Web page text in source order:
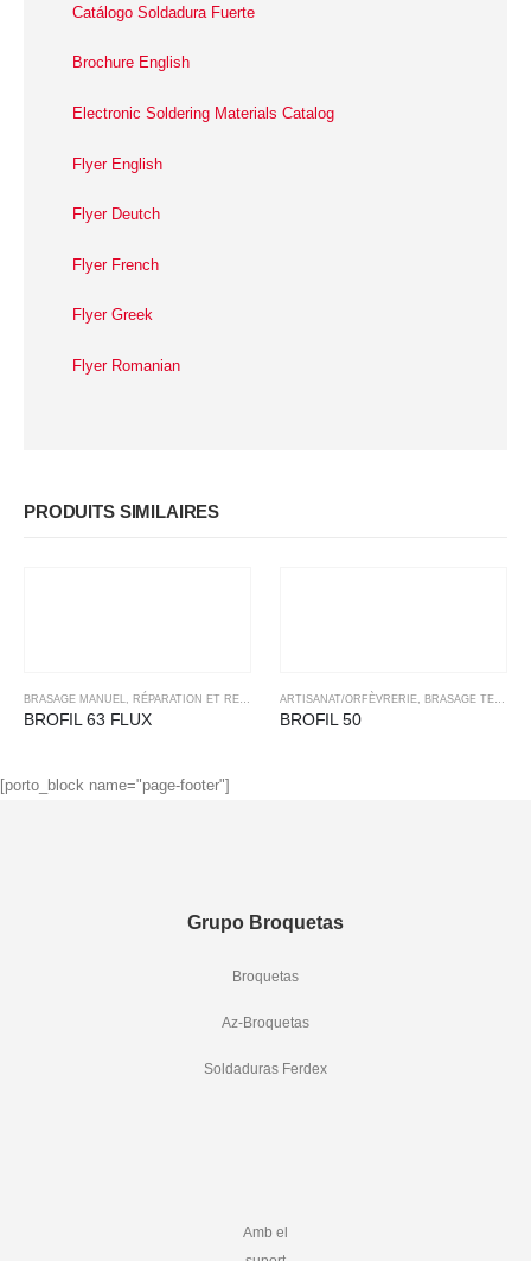
Catálogo Soldadura Fuerte
Brochure English
Electronic Soldering Materials Catalog
Flyer English
Flyer Deutch
Flyer French
Flyer Greek
Flyer Romanian
PRODUITS SIMILAIRES
BRASAGE MANUEL RÉPARATION ET REPRISE
BROFIL 63 FLUX
ARTISANAT/ORFÈVRERIE BRASAGE TENDRE
BROFIL 50
[porto_block name="page-footer"]
Grupo Broquetas
Broquetas
Az-Broquetas
Soldaduras Ferdex
Amb el